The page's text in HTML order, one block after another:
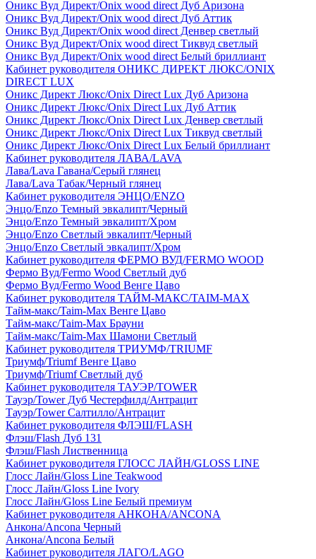
Оникс Вуд Директ/Onix wood direct Дуб Аризона
Оникс Вуд Директ/Onix wood direct Дуб Аттик
Оникс Вуд Директ/Onix wood direct Денвер светлый
Оникс Вуд Директ/Onix wood direct Тиквуд светлый
Оникс Вуд Директ/Onix wood direct Белый бриллиант
Кабинет руководителя ОНИКС ДИРЕКТ ЛЮКС/ONIX
DIRECT LUX
Оникс Директ Люкс/Onix Direct Lux Дуб Аризона
Оникс Директ Люкс/Onix Direct Lux Дуб Аттик
Оникс Директ Люкс/Onix Direct Lux Денвер светлый
Оникс Директ Люкс/Onix Direct Lux Тиквуд светлый
Оникс Директ Люкс/Onix Direct Lux Белый бриллиант
Кабинет руководителя ЛАВА/LAVA
Лава/Lava Гавана/Серый глянец
Лава/Lava Табак/Черный глянец
Кабинет руководителя ЭНЦО/ENZO
Энцо/Enzo Темный эвкалипт/Черный
Энцо/Enzo Темный эвкалипт/Хром
Энцо/Enzo Светлый эвкалипт/Черный
Энцо/Enzo Светлый эвкалипт/Хром
Кабинет руководителя ФЕРМО ВУД/FERMO WOOD
Фермо Вуд/Fermo Wood Светлый дуб
Фермо Вуд/Fermo Wood Венге Цаво
Кабинет руководителя ТАЙМ-МАКС/TAIM-MAX
Тайм-макс/Taim-Max Венге Цаво
Тайм-макс/Taim-Max Брауни
Тайм-макс/Taim-Max Шамони Светлый
Кабинет руководителя ТРИУМФ/TRIUMF
Триумф/Triumf Венге Цаво
Триумф/Triumf Светлый дуб
Кабинет руководителя ТАУЭР/TOWER
Тауэр/Tower Дуб Честерфилд/Антрацит
Тауэр/Tower Салтилло/Антрацит
Кабинет руководителя ФЛЭШ/FLASH
Флэш/Flash Дуб 131
Флэш/Flash Лиственница
Кабинет руководителя ГЛОСС ЛАЙН/GLOSS LINE
Глосс Лайн/Gloss Line Teakwood
Глосс Лайн/Gloss Line Ivory
Глосс Лайн/Gloss Line Белый премиум
Кабинет руководителя АНКОНА/ANCONA
Анкона/Ancona Черный
Анкона/Ancona Белый
Кабинет руководителя ЛАГО/LAGO